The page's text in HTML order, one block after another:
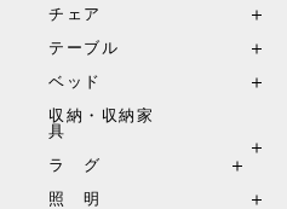
チェア
テーブル
ベッド
収納・収納家
具
ラ グ
照 明